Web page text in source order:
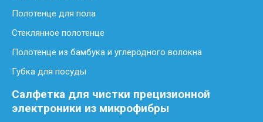
Полотенце для пола
Стеклянное полотенце
Полотенце из бамбука и углеродного волокна
Губка для посуды
Салфетка для чистки прецизионной
электроники из микрофибры